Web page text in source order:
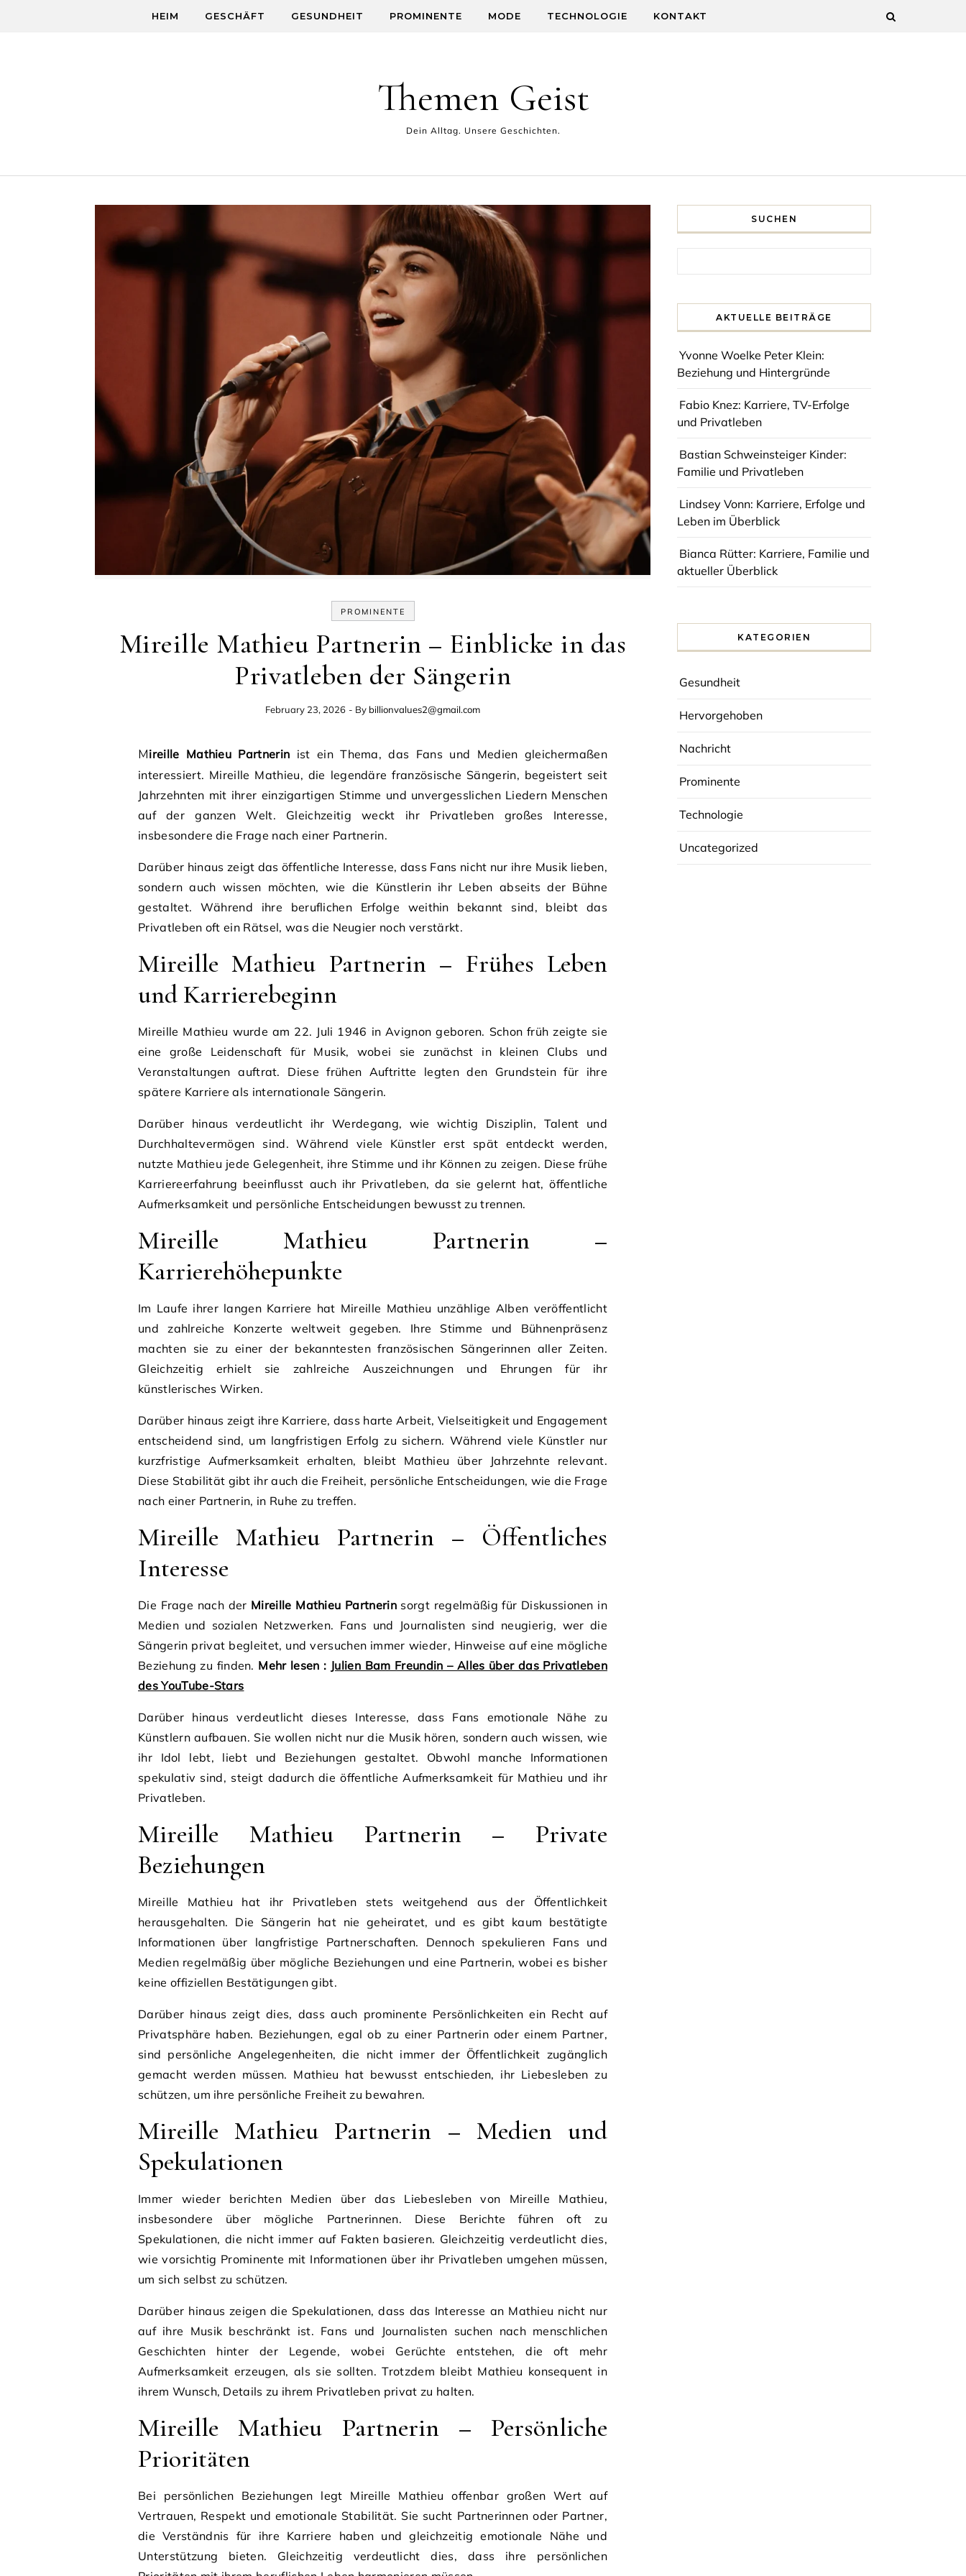
HEIM GESCHÄFT GESUNDHEIT PROMINENTE MODE TECHNOLOGIE KONTAKT
Themen Geist
Dein Alltag. Unsere Geschichten.
PROMINENTE
Mireille Mathieu Partnerin – Einblicke in das
Privatleben der Sängerin
February 23, 2026 - By billionvalues2@gmail.com
Mireille Mathieu Partnerin ist ein Thema, das Fans und Medien gleichermaßen
interessiert. Mireille Mathieu, die legendäre französische Sängerin, begeistert seit
Jahrzehnten mit ihrer einzigartigen Stimme und unvergesslichen Liedern Menschen
auf der ganzen Welt. Gleichzeitig weckt ihr Privatleben großes Interesse,
insbesondere die Frage nach einer Partnerin.
Darüber hinaus zeigt das öffentliche Interesse, dass Fans nicht nur ihre Musik lieben,
sondern auch wissen möchten, wie die Künstlerin ihr Leben abseits der Bühne
gestaltet. Während ihre beruflichen Erfolge weithin bekannt sind, bleibt das
Privatleben oft ein Rätsel, was die Neugier noch verstärkt.
Mireille Mathieu Partnerin – Frühes Leben
und Karrierebeginn
Mireille Mathieu wurde am 22. Juli 1946 in Avignon geboren. Schon früh zeigte sie
eine große Leidenschaft für Musik, wobei sie zunächst in kleinen Clubs und
Veranstaltungen auftrat. Diese frühen Auftritte legten den Grundstein für ihre
spätere Karriere als internationale Sängerin.
Darüber hinaus verdeutlicht ihr Werdegang, wie wichtig Disziplin, Talent und
Durchhaltevermögen sind. Während viele Künstler erst spät entdeckt werden,
nutzte Mathieu jede Gelegenheit, ihre Stimme und ihr Können zu zeigen. Diese frühe
Karriereerfahrung beeinflusst auch ihr Privatleben, da sie gelernt hat, öffentliche
Aufmerksamkeit und persönliche Entscheidungen bewusst zu trennen.
Mireille Mathieu Partnerin –
Karrierehöhepunkte
Im Laufe ihrer langen Karriere hat Mireille Mathieu unzählige Alben veröffentlicht
und zahlreiche Konzerte weltweit gegeben. Ihre Stimme und Bühnenpräsenz
machten sie zu einer der bekanntesten französischen Sängerinnen aller Zeiten.
Gleichzeitig erhielt sie zahlreiche Auszeichnungen und Ehrungen für ihr
künstlerisches Wirken.
Darüber hinaus zeigt ihre Karriere, dass harte Arbeit, Vielseitigkeit und Engagement
entscheidend sind, um langfristigen Erfolg zu sichern. Während viele Künstler nur
kurzfristige Aufmerksamkeit erhalten, bleibt Mathieu über Jahrzehnte relevant.
Diese Stabilität gibt ihr auch die Freiheit, persönliche Entscheidungen, wie die Frage
nach einer Partnerin, in Ruhe zu treffen.
Mireille Mathieu Partnerin – Öffentliches
Interesse
Die Frage nach der Mireille Mathieu Partnerinsorgt regelmäßig für Diskussionen in
Medien und sozialen Netzwerken. Fans und Journalisten sind neugierig, wer die
Sängerin privat begleitet, und versuchen immer wieder, Hinweise auf eine mögliche
Beziehung zu finden. Mehr lesen : Julien Bam Freundin – Alles über das Privatleben
des YouTube-Stars
Darüber hinaus verdeutlicht dieses Interesse, dass Fans emotionale Nähe zu
Künstlern aufbauen. Sie wollen nicht nur die Musik hören, sondern auch wissen, wie
ihr Idol lebt, liebt und Beziehungen gestaltet. Obwohl manche Informationen
spekulativ sind, steigt dadurch die öffentliche Aufmerksamkeit für Mathieu und ihr
Privatleben.
Mireille Mathieu Partnerin – Private
Beziehungen
Mireille Mathieu hat ihr Privatleben stets weitgehend aus der Öffentlichkeit
herausgehalten. Die Sängerin hat nie geheiratet, und es gibt kaum bestätigte
Informationen über langfristige Partnerschaften. Dennoch spekulieren Fans und
Medien regelmäßig über mögliche Beziehungen und eine Partnerin, wobei es bisher
keine offiziellen Bestätigungen gibt.
Darüber hinaus zeigt dies, dass auch prominente Persönlichkeiten ein Recht auf
Privatsphäre haben. Beziehungen, egal ob zu einer Partnerin oder einem Partner,
sind persönliche Angelegenheiten, die nicht immer der Öffentlichkeit zugänglich
gemacht werden müssen. Mathieu hat bewusst entschieden, ihr Liebesleben zu
schützen, um ihre persönliche Freiheit zu bewahren.
Mireille Mathieu Partnerin – Medien und
Spekulationen
Immer wieder berichten Medien über das Liebesleben von Mireille Mathieu,
insbesondere über mögliche Partnerinnen. Diese Berichte führen oft zu
Spekulationen, die nicht immer auf Fakten basieren. Gleichzeitig verdeutlicht dies,
wie vorsichtig Prominente mit Informationen über ihr Privatleben umgehen müssen,
um sich selbst zu schützen.
Darüber hinaus zeigen die Spekulationen, dass das Interesse an Mathieu nicht nur
auf ihre Musik beschränkt ist. Fans und Journalisten suchen nach menschlichen
Geschichten hinter der Legende, wobei Gerüchte entstehen, die oft mehr
Aufmerksamkeit erzeugen, als sie sollten. Trotzdem bleibt Mathieu konsequent in
ihrem Wunsch, Details zu ihrem Privatleben privat zu halten.
Mireille Mathieu Partnerin – Persönliche
Prioritäten
Bei persönlichen Beziehungen legt Mireille Mathieu offenbar großen Wert auf
Vertrauen, Respekt und emotionale Stabilität. Sie sucht Partnerinnen oder Partner,
die Verständnis für ihre Karriere haben und gleichzeitig emotionale Nähe und
Unterstützung bieten. Gleichzeitig verdeutlicht dies, dass ihre persönlichen
SUCHEN
AKTUELLE BEITRÄGE
Yvonne Woelke Peter Klein:
Beziehung und Hintergründe
Fabio Knez: Karriere, TV-Erfolge
und Privatleben
Bastian Schweinsteiger Kinder:
Familie und Privatleben
Lindsey Vonn: Karriere, Erfolge und
Leben im Überblick
Bianca Rütter: Karriere, Familie und
aktueller Überblick
KATEGORIEN
Gesundheit
Hervorgehoben
Nachricht
Prominente
Technologie
Uncategorized